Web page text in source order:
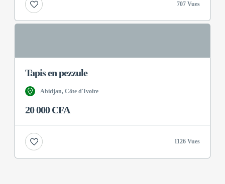
707 Vues
Tapis en pezzule
Abidjan, Côte d'Ivoire
20 000 CFA
1126 Vues